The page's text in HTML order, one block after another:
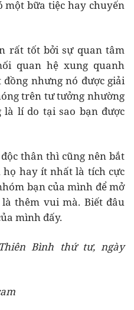
một bữa tiệc hay chuyến
rất tốt bởi sự quan tâm
quan hệ xung quanh
nhưng nó được giải
trên tư tưởng nhường
lí do tại sao bạn được
thân thì cũng nên bắt
hay ít nhất là tích cực
bạn của mình để mở
thêm vui mà. Biết đâu
mình đấy.
Bình thứ tư, ngày